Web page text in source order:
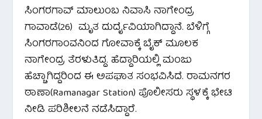
ಸಿಂಗರಗಾವ್ ಮಾಲುಂಬ ನಿವಾಸಿ ನಾಗೇಂದ್ರ
ಗಾವಾಡೆ(26) ಮೃತ ದುರ್ದೈವಿಯಾಗಿದ್ದಾನೆ. ಬೆಳಿಗ್ಗೆ
ಸಿಂಗರಗಾಂವನಿಂದ ಗೋವಾಕ್ಕೆ ಬೈಕ್ ಮೂಲಕ
ನಾಗೇಂದ್ರ ತೆರಳುತಿದ್ದ. ಹೆದ್ದಾರಿಯಲ್ಲಿ ಮಂಜು
ಹೆಚ್ಚಾಗಿದ್ದರಿಂದ ಈ ಅಪಘಾತ ಸಂಭವಿಸಿದೆ. ರಾಮನಗರ
ಠಾಣಾ(Ramanagar Station) ಪೊಲೀಸರು ಸ್ಥಳಕ್ಕೆ ಭೇಟಿ
ನೀಡಿ ಪರಿಶೀಲನೆ ನಡೆಸಿದ್ದಾರೆ.